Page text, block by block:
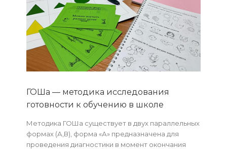
ГОШа — методика исследования
готовности к обучению в школе
Методика ГОШа существует в двух параллельных
формах (А,В), форма «А» предназначена для
проведения диагностики в момент окончания